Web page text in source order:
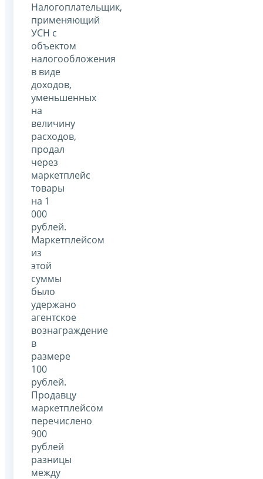
Налогоплательщик,
применяющий
УСН с
объектом
налогообложения
в виде
доходов,
уменьшенных
на
величину
расходов,
продал
через
маркетплейс
товары
на 1
000
рублей.
Маркетплейсом
из
этой
суммы
было
удержано
агентское
вознаграждение
в
размере
100
рублей.
Продавцу
маркетплейсом
перечислено
900
рублей
разницы
между